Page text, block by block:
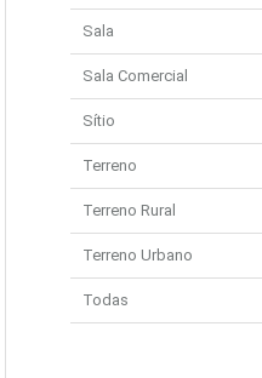
Sala
Sala Comercial
Sítio
Terreno
Terreno Rural
Terreno Urbano
Todas